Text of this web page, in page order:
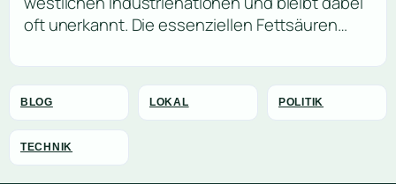
oft unerkannt. Die essenziellen Fettsäuren…
BLOG LOKAL POLITIK
TECHNIK